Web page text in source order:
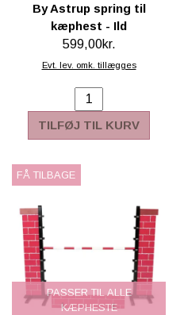
By Astrup spring til
kæphest - Ild
599,00kr.
Evt. lev. omk. tillægges
TILFØJ TIL KURV
FÅ TILBAGE
PASSER TIL ALLE
KÆPHESTE